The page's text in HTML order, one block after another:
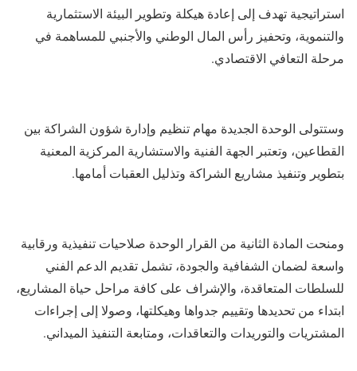
استراتيجية تهدف إلى إعادة هيكلة وتطوير البيئة الاستثمارية
والتنموية، وتحفيز رأس المال الوطني والأجنبي للمساهمة في
مرحلة التعافي الاقتصادي.
وستتولى الوحدة الجديدة مهام تنظيم وإدارة شؤون الشراكة بين
القطاعين، وتعتبر الجهة الفنية والاستشارية المركزية المعنية
بتطوير وتنفيذ مشاريع الشراكة وتذليل العقبات أمامها.
ومنحت المادة الثانية من القرار الوحدة صلاحيات تنفيذية ورقابية
واسعة لضمان الشفافية والجودة، تشمل تقديم الدعم الفني
للسلطات المتعاقدة، والإشراف على كافة مراحل حياة المشاريع،
ابتداء من تحديدها وتقييم جدواها وهيكلتها، وصولا إلى إجراءات
المشتريات والتوريدات والتعاقدات، ومتابعة التنفيذ الميداني.